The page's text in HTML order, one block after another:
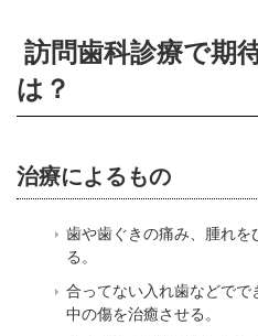
訪問歯科診療で期
は？
治療によるもの
歯や歯ぐきの痛み、腫れを
る。
合ってない入れ歯などでで
中の傷を治癒させる。